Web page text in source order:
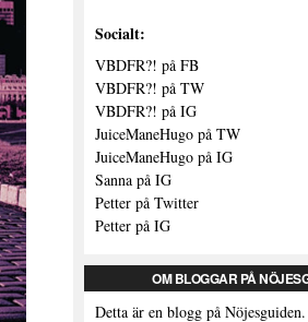
Socialt:
VBDFR?! på FB
VBDFR?! på TW
VBDFR?! på IG
JuiceManeHugo på TW
JuiceManeHugo på IG
Sanna på IG
Petter på Twitter
Petter på IG
OM BLOGGAR PÅ
Detta är en blogg på